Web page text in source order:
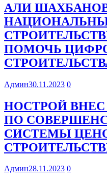
АЛИ
ПОМОЧЬ
Админ30.11.2023 0
НОСТРОЙ
ПО
СИСТЕМЫ
Админ28.11.2023 0